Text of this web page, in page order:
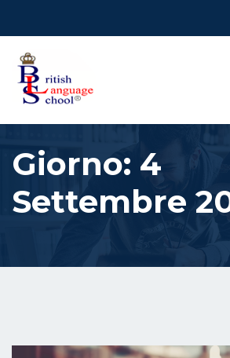
Giorno: 4
Settembre